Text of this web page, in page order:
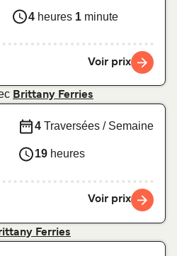
4 heures 1 minute
Voir prix
Brittany Ferries
4 Traversées / Semaine
19 heures
Voir prix
Ferries